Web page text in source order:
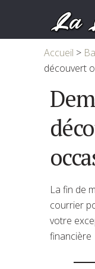
Accueil >
découvert
La fin de
courrier
votre
financière